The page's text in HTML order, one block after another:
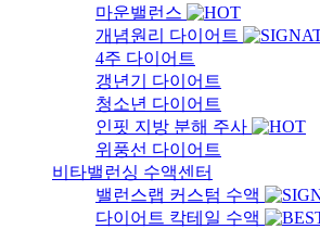
마운밸런스
개념원리 다이어트
4주 다이어트
갱년기 다이어트
청소년 다이어트
인핏 지방 분해 주사
위풍선 다이어트
비타밸런싱 수액센터
밸런스랩 커스텀 수액
다이어트 칵테일 수액